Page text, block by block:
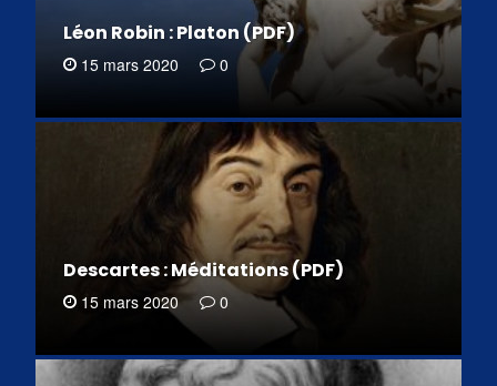
Léon Robin : Platon (PDF)
15 mars 2020 0
Descartes : Méditations (PDF)
15 mars 2020 0